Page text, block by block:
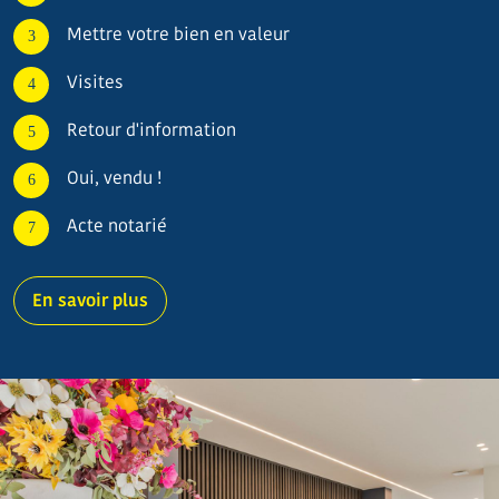
Mettre votre bien en valeur
Visites
Retour d'information
Oui, vendu !
Acte notarié
En savoir plus